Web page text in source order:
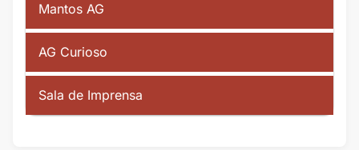
Mantos AG
AG Curioso
Sala de Imprensa